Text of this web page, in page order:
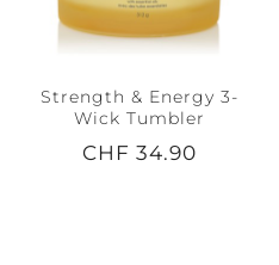
Strength & Energy 3-
Wick Tumbler
CHF 34.90